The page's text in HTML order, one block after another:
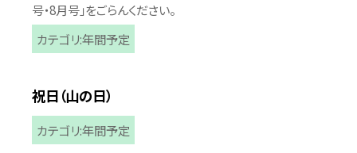
号・8月号」をごらんください。
カテゴリ:年間予定
祝日（山の日）
カテゴリ:年間予定